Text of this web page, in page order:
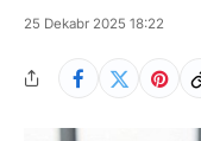
25 Dekabr 2025 18:22